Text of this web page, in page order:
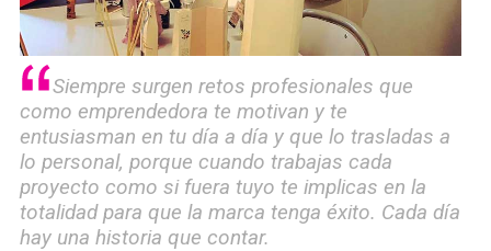
Siempre surgen retos profesionales que
como emprendedora te motivan y te
entusiasman en tu día a día y que lo trasladas a
lo personal, porque cuando trabajas cada
proyecto como si fuera tuyo te implicas en la
totalidad para que la marca tenga éxito. Cada día
hay una historia que contar.